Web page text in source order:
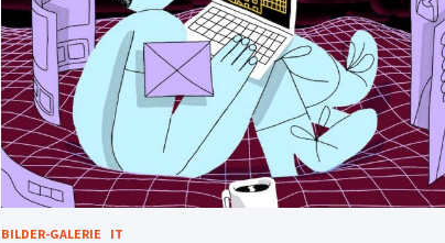
BILDER-GALERIE IT